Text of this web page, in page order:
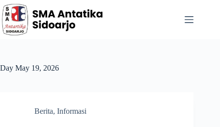
Day May 19, 2026
Berita, Informasi